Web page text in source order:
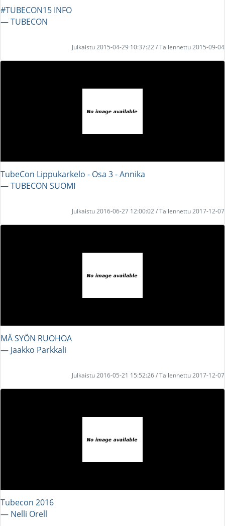
#TUBECON15 INFO
― TUBECON
Julkaistu 2015-04-29 10:37:22 / Tallennettu 2015-09-04
TubeCon Lippukarkelo - Osa 3 - Annika
― TUBECON SUOMI
Julkaistu 2016-06-27 12:00:02 / Tallennettu 2017-12-07
MÄ SYÖN RUOHOA
― Jaakko Parkkali
Julkaistu 2016-05-21 15:52:26 / Tallennettu 2017-12-07
Tubecon 2016
― Nelli Orell